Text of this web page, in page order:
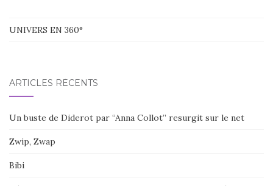
UNIVERS EN 360°
ARTICLES RÉCENTS
Un buste de Diderot par “Anna Collot” resurgit sur le net
Zwip, Zwap
Bibi